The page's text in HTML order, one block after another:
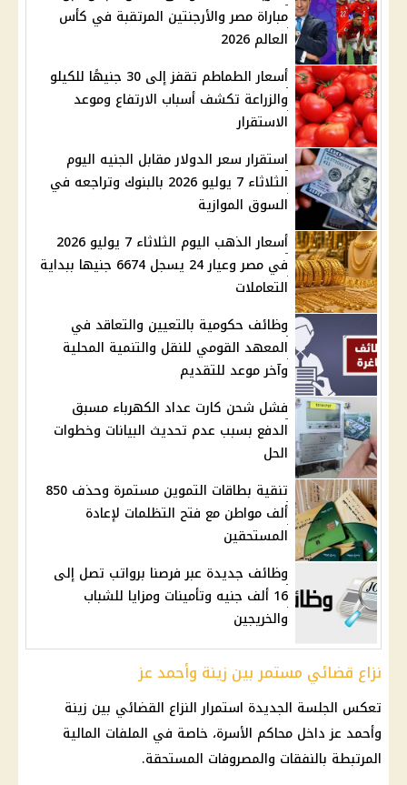
مباراة مصر والأرجنتين المرتقبة في كأس
العالم 2026
أسعار الطماطم تقفز إلى 30 جنيهًا للكيلو
والزراعة تكشف أسباب الارتفاع وموعد
الاستقرار
استقرار سعر الدولار مقابل الجنيه اليوم
الثلاثاء 7 يوليو 2026 بالبنوك وتراجعه في
السوق الموازية
أسعار الذهب اليوم الثلاثاء 7 يوليو 2026
في مصر وعيار 24 يسجل 6674 جنيها ببداية
التعاملات
وظائف حكومية بالتعيين والتعاقد في
المعهد القومي للنقل والتنمية المحلية
وآخر موعد للتقديم
فشل شحن كارت عداد الكهرباء مسبق
الدفع بسبب عدم تحديث البيانات وخطوات
الحل
تنقية بطاقات التموين مستمرة وحذف 850
ألف مواطن مع فتح التظلمات لإعادة
المستحقين
وظائف جديدة عبر فرصنا برواتب تصل إلى
16 ألف جنيه وتأمينات ومزايا للشباب
والخريجين
نزاع قضائي مستمر بين زينة وأحمد عز
تعكس الجلسة الجديدة استمرار النزاع القضائي بين زينة
وأحمد عز داخل محاكم الأسرة، خاصة في الملفات المالية
المرتبطة بالنفقات والمصروفات المستحقة.